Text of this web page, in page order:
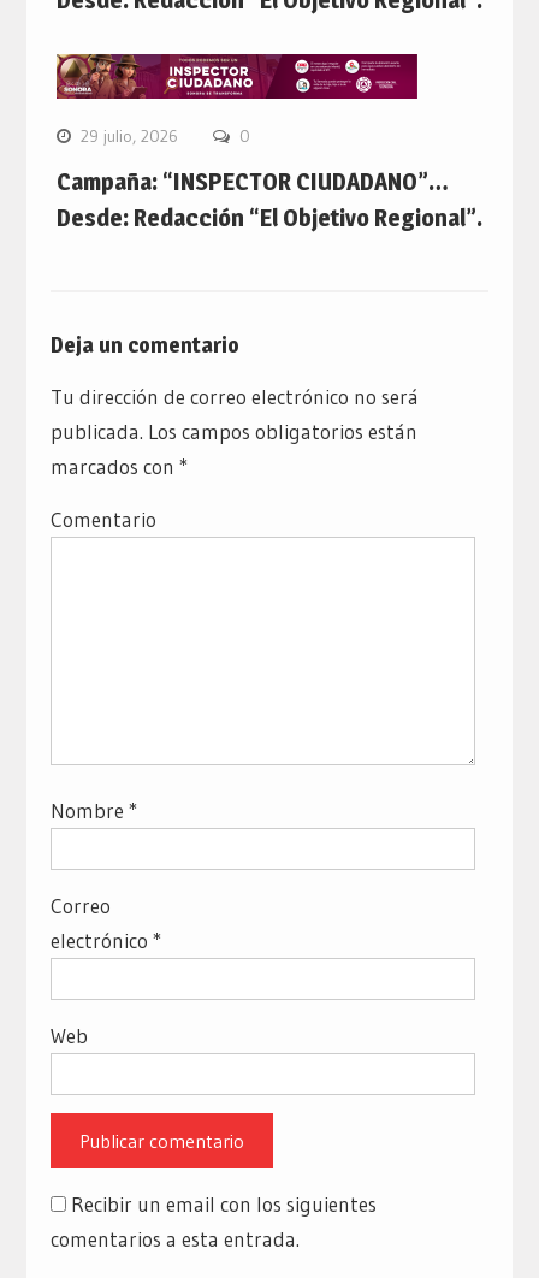
29 julio, 2026 0
Campaña: “INSPECTOR CIUDADANO”…
Desde: Redacción “El Objetivo Regional”.
Deja un comentario
Tu dirección de correo electrónico no será
publicada. Los campos obligatorios están
marcados con *
Comentario
Nombre *
Correo
electrónico *
Web
Recibir un email con los siguientes
comentarios a esta entrada.